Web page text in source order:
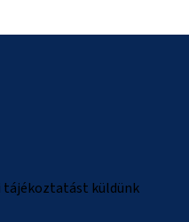
tájékoztatást küldünk